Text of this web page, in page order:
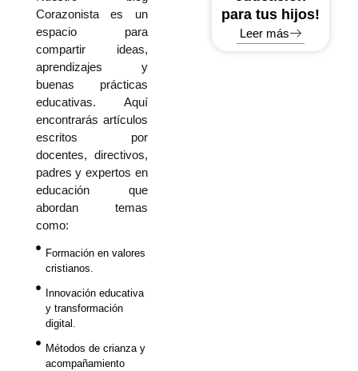
Corazonista es un
espacio para
compartir ideas,
aprendizajes y
buenas prácticas
educativas. Aquí
encontrarás artículos
escritos por
docentes, directivos,
padres y expertos en
educación que
abordan temas
como:
Formación en valores
cristianos.
Innovación educativa
y transformación
digital.
Métodos de crianza y
acompañamiento
para tus hijos!
Leer más